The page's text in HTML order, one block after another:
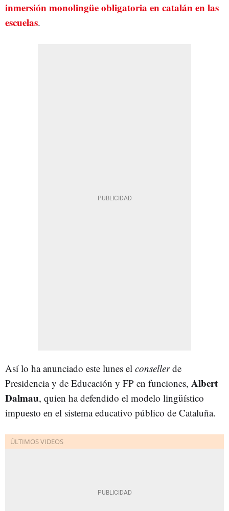
inmersión monolingüe obligatoria en catalán en las
escuelas.
Así lo ha anunciado este lunes el consellerde
Presidencia y de Educación y FP en funciones, Albert
Dalmau, quien ha defendido el modelo lingüístico
impuesto en el sistema educativo público de Cataluña.